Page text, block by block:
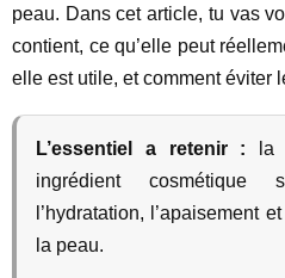
peau. Dans cet article, tu vas
contient, ce qu’elle peut
elle est utile, et comment éviter
L’essentiel a retenir : la
ingrédient cosmétique
l’hydratation, l’apaisement
la peau.